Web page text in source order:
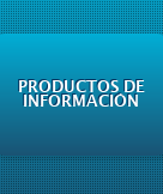
PRODUCTOS DE
INFORMACIÓN